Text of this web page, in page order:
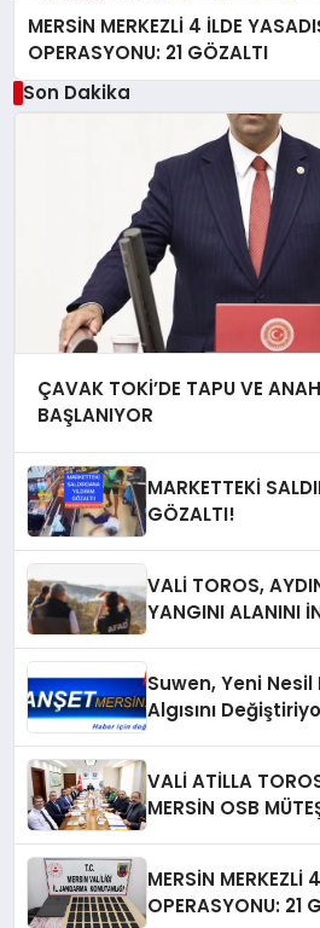
MERSİN MERKEZLİ 4 İLDE
OPERASYONU: 21 GÖZALTI
Son Dakika
ÇAVAK TOKİ’DE TAPU VE
BAŞLANIYOR
MARKETTEKİ
GÖZALTI!
VALİ TOROS,
YANGINI ALANINI
Suwen, Yeni
Algısını
VALİ ATİLLA
MERSİN OSB
MERSİN MERKEZLİ
OPERASYONU: 21